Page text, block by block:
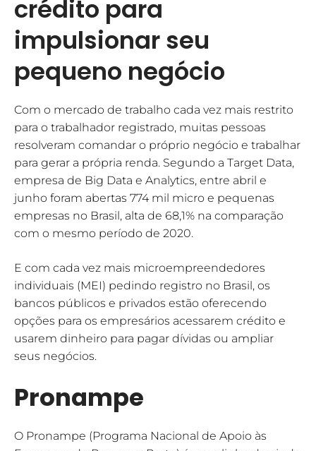
crédito para
impulsionar seu
pequeno negócio
Com o mercado de trabalho cada vez mais restrito
para o trabalhador registrado, muitas pessoas
resolveram comandar o próprio negócio e trabalhar
para gerar a própria renda. Segundo a Target Data,
empresa de Big Data e Analytics, entre abril e
junho foram abertas 774 mil micro e pequenas
empresas no Brasil, alta de 68,1% na comparação
com o mesmo período de 2020.
E com cada vez mais microempreendedores
individuais (MEI) pedindo registro no Brasil, os
bancos públicos e privados estão oferecendo
opções para os empresários acessarem crédito e
usarem dinheiro para pagar dívidas ou ampliar
seus negócios.
Pronampe
O Pronampe (Programa Nacional de Apoio às